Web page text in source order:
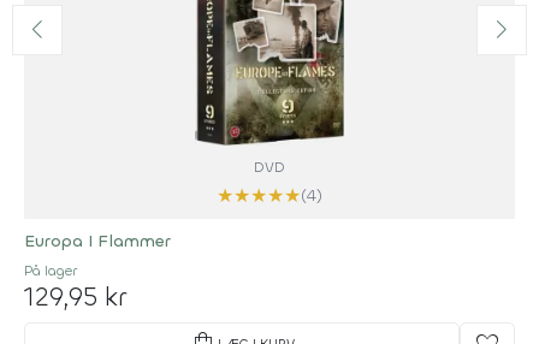
DVD
★★★★★(4)
Europa I Flammer
På lager
129,95 kr